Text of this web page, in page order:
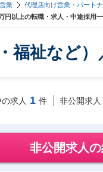
営業 代理店向け営業・パート
円以上の転職・求人・中途採用
福祉など
求人 1 件 非公開求人
非公開求人